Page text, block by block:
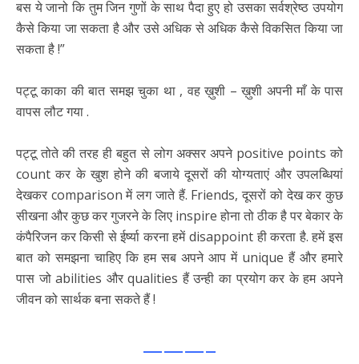
बस ये जानो कि तुम जिन गुणों के साथ पैदा हुए हो उसका सर्वश्रेष्ठ उपयोग
कैसे किया जा सकता है और उसे अधिक से अधिक कैसे विकसित किया जा
सकता है !”
पट्टू काका की बात समझ चुका था , वह ख़ुशी – ख़ुशी अपनी माँ के पास
वापस लौट गया .
पट्टू तोते की तरह ही बहुत से लोग अक्सर अपने positive points को
count कर के खुश होने की बजाये दूसरों की योग्यताएं और उपलब्धियां
देखकर comparison में लग जाते हैं. Friends, दूसरों को देख कर कुछ
सीखना और कुछ कर गुजरने के लिए inspire होना तो ठीक है पर बेकार के
कंपैरिजन कर किसी से ईर्ष्या करना हमें disappoint ही करता है. हमें इस
बात को समझना चाहिए कि हम सब अपने आप में unique हैं और हमारे
पास जो abilities और qualities हैं उन्ही का प्रयोग कर के हम अपने
जीवन को सार्थक बना सकते हैं !
———–